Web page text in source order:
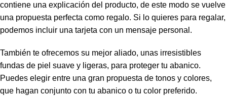
contiene una explicación del producto, de este modo se vuelve
una propuesta perfecta como regalo. Si lo quieres para regalar,
podemos incluir una tarjeta con un mensaje personal.
También te ofrecemos su mejor aliado, unas irresistibles
fundas de piel suave y ligeras, para proteger tu abanico.
Puedes elegir entre una gran propuesta de tonos y colores,
que hagan conjunto con tu abanico o tu color preferido.